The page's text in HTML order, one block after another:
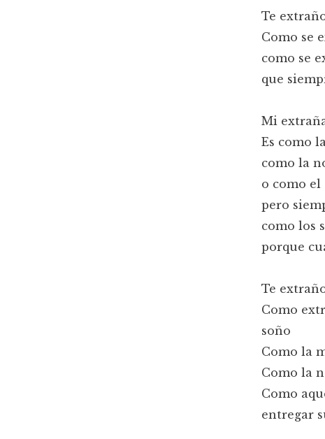
Te
Como se
como se
que
Mi
Es como
como la
o como
pero
como los
porque
Te
Como
soño
Como la
Como la
Como
entregar